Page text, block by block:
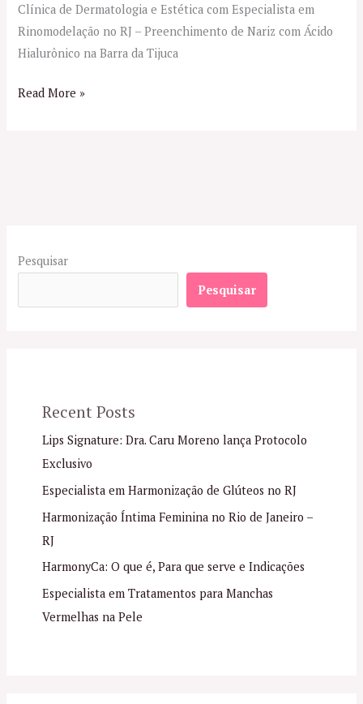
Clínica de Dermatologia e Estética com Especialista em
Rinomodelação no RJ – Preenchimento de Nariz com Ácido
Hialurônico na Barra da Tijuca
Read More »
Pesquisar
Pesquisar
Recent Posts
Lips Signature: Dra. Caru Moreno lança Protocolo
Exclusivo
Especialista em Harmonização de Glúteos no RJ
Harmonização Íntima Feminina no Rio de Janeiro –
RJ
HarmonyCa: O que é, Para que serve e Indicações
Especialista em Tratamentos para Manchas
Vermelhas na Pele